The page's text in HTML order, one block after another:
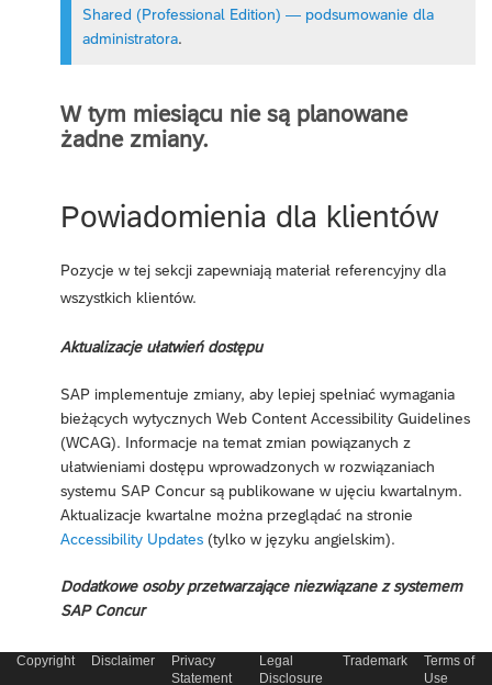
Shared (Professional Edition) — podsumowanie dla
administratora.
W tym miesiącu nie są planowane
żadne zmiany.
Powiadomienia dla klientów
Pozycje w tej sekcji zapewniają materiał referencyjny dla
wszystkich klientów.
Aktualizacje ułatwień dostępu
SAP implementuje zmiany, aby lepiej spełniać wymagania
bieżących wytycznych Web Content Accessibility Guidelines
(WCAG). Informacje na temat zmian powiązanych z
ułatwieniami dostępu wprowadzonych w rozwiązaniach
systemu SAP Concur są publikowane w ujęciu kwartalnym.
Aktualizacje kwartalne można przeglądać na stronie
Accessibility Updates (tylko w języku angielskim).
Dodatkowe osoby przetwarzające niezwiązane z systemem
SAP Concur
Lista dodatkowych osób przetwarzających niezwiązanych z
Copyright Disclaimer
Privacy
Statement
Legal
Disclosure
Trademark
Terms of
Use